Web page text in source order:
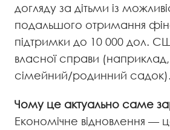
догляду за дітьми із
подальшого отримання
підтримки до 10 000 дол.
власної справи (наприклад,
сімейний/родинний садок).
Чому це актуально саме
​​Економічне відновлення —